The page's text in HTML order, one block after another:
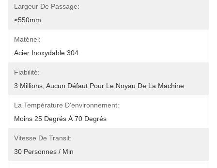
Largeur De Passage:
≤550mm
Matériel:
Acier Inoxydable 304
Fiabilité:
3 Millions, Aucun Défaut Pour Le Noyau De La Machine
La Température D'environnement:
Moins 25 Degrés À 70 Degrés
Vitesse De Transit:
30 Personnes / Min